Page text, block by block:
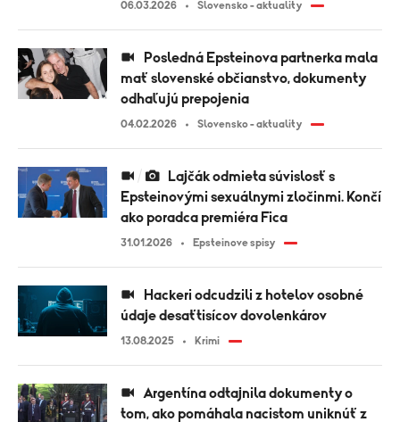
06.03.2026 Slovensko - aktuality
mať slovenské občianstvo, dokumenty
odhaľujú prepojenia
04.02.2026 Slovensko - aktuality
Epsteinovými sexuálnymi zločinmi. Končí
ako poradca premiéra Fica
31.01.2026 Epsteinove spisy
údaje desaťtisícov dovolenkárov
13.08.2025 Krimi
tom, ako pomáhala nacistom uniknúť z